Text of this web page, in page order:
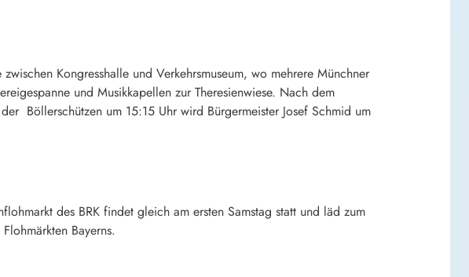
Kongresshalle und Verkehrsmuseum, wo mehrere Münchner
und Musikkapellen zur Theresienwiese. Nach dem
Böllerschützen um 15:15 Uhr wird Bürgermeister Josef Schmid um
des BRK findet gleich am ersten Samstag statt und läd zum
Bayerns.